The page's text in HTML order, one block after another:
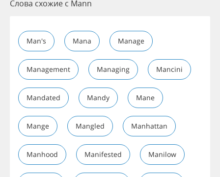
Слова схожие с Mann
Man's Mana Manage
Management Managing Mancini
Mandated Mandy Mane
Mange Mangled Manhattan
Manhood Manifested Manilow